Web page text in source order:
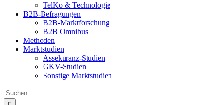
TelKo & Technologie
B2B-Befragungen
B2B-Marktforschung
B2B Omnibus
Methoden
Marktstudien
Assekuranz-Studien
GKV-Studien
Sonstige Marktstudien
Suche
nach: